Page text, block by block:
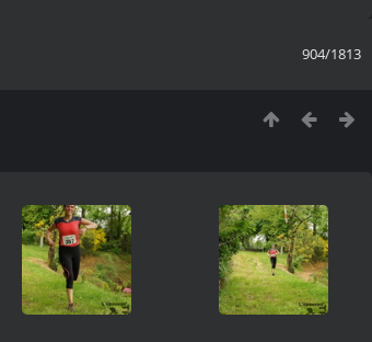
904/1813